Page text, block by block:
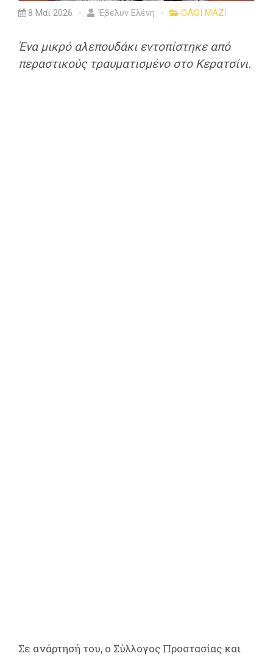
8 Μαϊ 2026 Έβελυν Ελένη ΟΛΟΙ ΜΑΖΙ
Ένα μικρό αλεπουδάκι εντοπίστηκε από
περαστικούς τραυματισμένο στο Κερατσίνι.
Σε ανάρτησή του, ο Σύλλογος Προστασίας και